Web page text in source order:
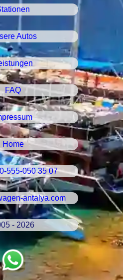
Autos
FAQ
Home
555-050 35 07
antalya.com
- 2026